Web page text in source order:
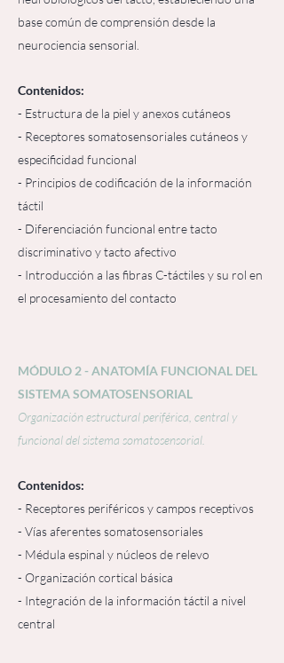
base común de comprensión desde la
neurociencia sensorial.
Contenidos:
- Estructura de la piel y anexos cutáneos
- Receptores somatosensoriales cutáneos y
especificidad funcional
- Principios de codificación de la información
táctil
- Diferenciación funcional entre tacto
discriminativo y tacto afectivo
- Introducción a las fibras C-táctiles y su rol en
el procesamiento del contacto
MÓDULO 2 - ANATOMÍA FUNCIONAL DEL
SISTEMA SOMATOSENSORIAL
Organización estructural periférica, central y
funcional del sistema somatosensorial.
Contenidos:
- Receptores periféricos y campos receptivos
- Vías aferentes somatosensoriales
- Médula espinal y núcleos de relevo
- Organización cortical básica
- Integración de la información táctil a nivel
central